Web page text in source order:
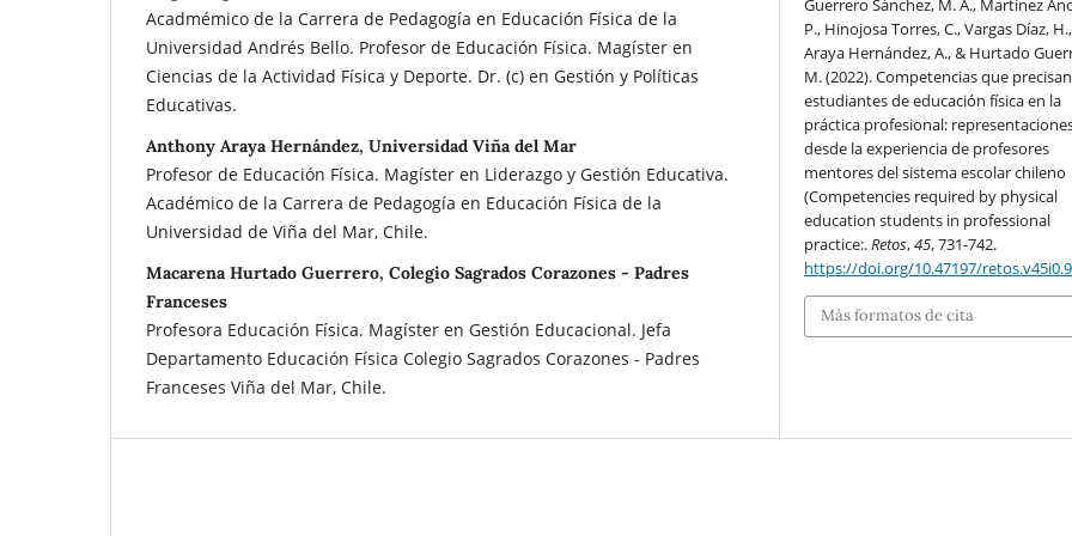
Acadmémico de la Carrera de Pedagogía en Educación Física de la
Universidad Andrés Bello. Profesor de Educación Física. Magíster en
Ciencias de la Actividad Física y Deporte. Dr. (c) en Gestión y Políticas
Educativas.
Anthony Araya Hernández, Universidad Viña del Mar
Profesor de Educación Física. Magíster en Liderazgo y Gestión Educativa.
Académico de la Carrera de Pedagogía en Educación Física de la
Universidad de Viña del Mar, Chile.
Macarena Hurtado Guerrero, Colegio Sagrados Corazones - Padres
Franceses
Profesora Educación Física. Magíster en Gestión Educacional. Jefa
Departamento Educación Física Colegio Sagrados Corazones - Padres
Franceses Viña del Mar, Chile.
Guerrero Sánchez, M. A., Martínez
P., Hinojosa Torres, C., Vargas Díaz, H.,
Araya Hernández, A., & Hurtado
M. (2022). Competencias que precisan
estudiantes de educación física en la
práctica profesional:
desde la experiencia de profesores
mentores del sistema escolar chileno
(Competencies required by physical
education students in professional
practice:.Retos,45, 731-742.
https://doi.org/10.47197/
Más formatos de cita